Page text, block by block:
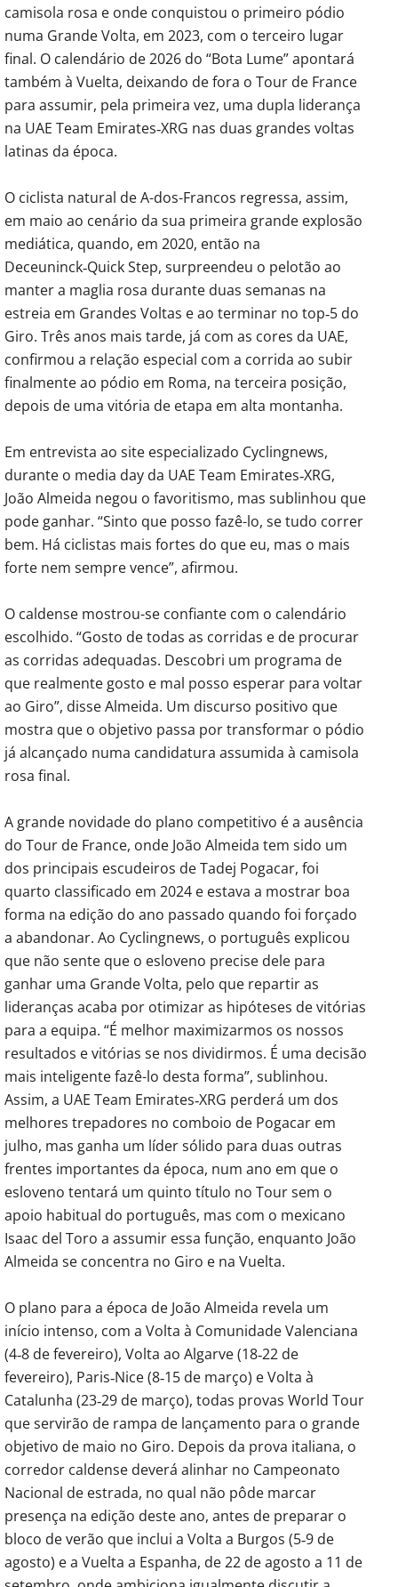
camisola rosa e onde conquistou o primeiro pódio
numa Grande Volta, em 2023, com o terceiro lugar
final. O calendário de 2026 do “Bota Lume” apontará
também à Vuelta, deixando de fora o Tour de France
para assumir, pela primeira vez, uma dupla liderança
na UAE Team Emirates‑XRG nas duas grandes voltas
latinas da época.
O ciclista natural de A-dos-Francos regressa, assim,
em maio ao cenário da sua primeira grande explosão
mediática, quando, em 2020, então na
Deceuninck‑Quick Step, surpreendeu o pelotão ao
manter a maglia rosa durante duas semanas na
estreia em Grandes Voltas e ao terminar no top‑5 do
Giro. Três anos mais tarde, já com as cores da UAE,
confirmou a relação especial com a corrida ao subir
finalmente ao pódio em Roma, na terceira posição,
depois de uma vitória de etapa em alta montanha.
Em entrevista ao site especializado Cyclingnews,
durante o media day da UAE Team Emirates‑XRG,
João Almeida negou o favoritismo, mas sublinhou que
pode ganhar. “Sinto que posso fazê-lo, se tudo correr
bem. Há ciclistas mais fortes do que eu, mas o mais
forte nem sempre vence”, afirmou.
O caldense mostrou-se confiante com o calendário
escolhido. “Gosto de todas as corridas e de procurar
as corridas adequadas. Descobri um programa de
que realmente gosto e mal posso esperar para voltar
ao Giro”, disse Almeida. Um discurso positivo que
mostra que o objetivo passa por transformar o pódio
já alcançado numa candidatura assumida à camisola
rosa final.
A grande novidade do plano competitivo é a ausência
do Tour de France, onde João Almeida tem sido um
dos principais escudeiros de Tadej Pogacar, foi
quarto classificado em 2024 e estava a mostrar boa
forma na edição do ano passado quando foi forçado
a abandonar. Ao Cyclingnews, o português explicou
que não sente que o esloveno precise dele para
ganhar uma Grande Volta, pelo que repartir as
lideranças acaba por otimizar as hipóteses de vitórias
para a equipa. “É melhor maximizarmos os nossos
resultados e vitórias se nos dividirmos. É uma decisão
mais inteligente fazê-lo desta forma”, sublinhou.
Assim, a UAE Team Emirates‑XRG perderá um dos
melhores trepadores no comboio de Pogacar em
julho, mas ganha um líder sólido para duas outras
frentes importantes da época, num ano em que o
esloveno tentará um quinto título no Tour sem o
apoio habitual do português, mas com o mexicano
Isaac del Toro a assumir essa função, enquanto João
Almeida se concentra no Giro e na Vuelta.
O plano para a época de João Almeida revela um
início intenso, com a Volta à Comunidade Valenciana
(4‑8 de fevereiro), Volta ao Algarve (18‑22 de
fevereiro), Paris‑Nice (8‑15 de março) e Volta à
Catalunha (23‑29 de março), todas provas World Tour
que servirão de rampa de lançamento para o grande
objetivo de maio no Giro. Depois da prova italiana, o
corredor caldense deverá alinhar no Campeonato
Nacional de estrada, no qual não pôde marcar
presença na edição deste ano, antes de preparar o
bloco de verão que inclui a Volta a Burgos (5‑9 de
agosto) e a Vuelta a Espanha, de 22 de agosto a 11 de